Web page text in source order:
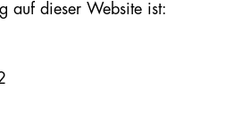
auf dieser Website ist: